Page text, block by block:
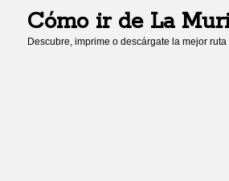
Cómo ir de La
Descubre, imprime o descárgate la mejor ruta